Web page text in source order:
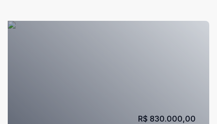
R$ 830.000,00